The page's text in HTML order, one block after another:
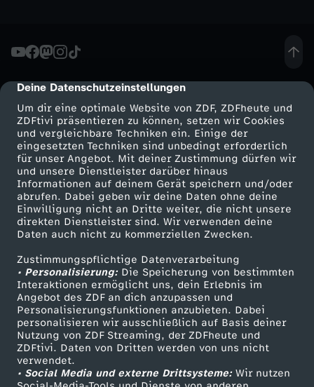
cmp-dialog-description
Deine Datenschutzeinstellungen
Um dir eine optimale Website von ZDF, ZDFheute und
ZDFtivi präsentieren zu können, setzen wir Cookies
und vergleichbare Techniken ein. Einige der
eingesetzten Techniken sind unbedingt erforderlich
für unser Angebot. Mit deiner Zustimmung dürfen wir
und unsere Dienstleister darüber hinaus
Informationen auf deinem Gerät speichern und/oder
abrufen. Dabei geben wir deine Daten ohne deine
Einwilligung nicht an Dritte weiter, die nicht unsere
direkten Dienstleister sind. Wir verwenden deine
Daten auch nicht zu kommerziellen Zwecken.
Zustimmungspflichtige Datenverarbeitung
• Personalisierung:Die Speicherung von bestimmten
Interaktionen ermöglicht uns, dein Erlebnis im
Angebot des ZDF an dich anzupassen und
Personalisierungsfunktionen anzubieten. Dabei
personalisieren wir ausschließlich auf Basis deiner
Nutzung von ZDF Streaming, der ZDFheute und
ZDFtivi. Daten von Dritten werden von uns nicht
verwendet.
• Social Media und externe Drittsysteme:Wir nutzen
e
.
S
o
n
n
e
.
E
l
Mehr ZDF
ZDF-Apps
Smart TV
ZDFtext
Livestreams
Sendungen A-Z
TV-Programm
Service
ZDFmitreden
Kontakt zum ZDF
Tickets
Zuschauerservice
Hilfe
ZDF Unternehmen